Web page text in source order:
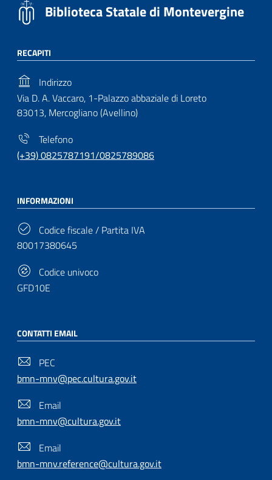
Biblioteca Statale di Montevergine
RECAPITI
Indirizzo
Via D. A. Vaccaro, 1-Palazzo abbaziale di Loreto
83013, Mercogliano (Avellino)
Telefono
(+39) 0825787191/0825789086
INFORMAZIONI
Codice fiscale / Partita IVA
80017380645
Codice univoco
GFD10E
CONTATTI EMAIL
PEC
bmn-mnv@pec.cultura.gov.it
Email
bmn-mnv@cultura.gov.it
Email
bmn-mnv.reference@cultura.gov.it